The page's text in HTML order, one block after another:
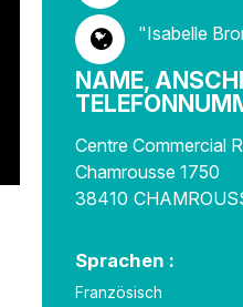
"Isabelle
NAME,
Centre Commercial
Chamrousse 1750
38410
Sprachen :
Französisch